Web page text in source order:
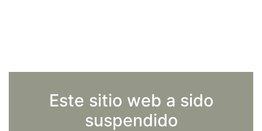
Este sitio web a sido
suspendido